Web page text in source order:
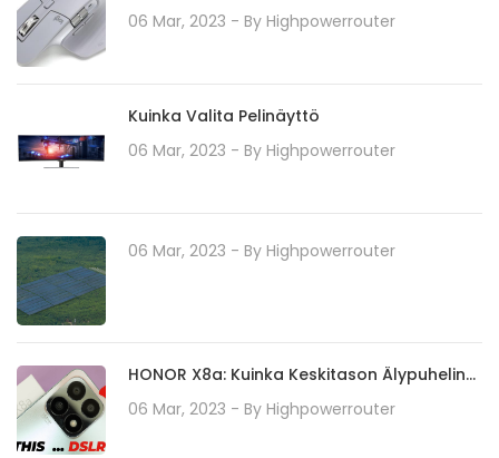
06 Mar, 2023 - By Highpowerrouter
Kuinka Valita Pelinäyttö
06 Mar, 2023 - By Highpowerrouter
06 Mar, 2023 - By Highpowerrouter
HONOR X8a: Kuinka Keskitason Älypuhelin
Määrittelee Kameratekniikan Uudelleen 100
06 Mar, 2023 - By Highpowerrouter